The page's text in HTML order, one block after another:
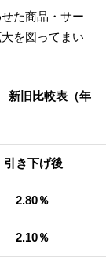
た商品・サー
を図ってまい
新旧比較表（年
引き下げ後
％
％